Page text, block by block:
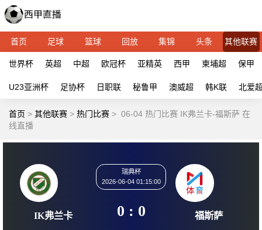
首页 足球 篮球 回放 集锦 头条 其他联赛
世界杯 英超 中超 欧冠杯 亚精英 西甲 柬埔超 保甲
U23亚洲杯 足协杯 日职联 秘鲁甲 澳威超 韩K联 北爱
首页 > 其他联赛 > 热门比赛 > 06-04 热门比赛 IK弗兰卡-福斯萨 在
线直播